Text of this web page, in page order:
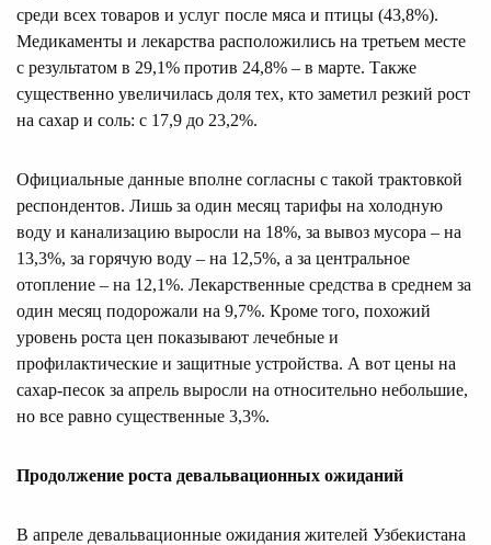
среди всех товаров и услуг после мяса и птицы (43,8%).
Медикаменты и лекарства расположились на третьем месте
с результатом в 29,1% против 24,8% – в марте. Также
существенно увеличилась доля тех, кто заметил резкий рост
на сахар и соль: с 17,9 до 23,2%.
Официальные данные вполне согласны с такой трактовкой
респондентов. Лишь за один месяц тарифы на холодную
воду и канализацию выросли на 18%, за вывоз мусора – на
13,3%, за горячую воду – на 12,5%, а за центральное
отопление – на 12,1%. Лекарственные средства в среднем за
один месяц подорожали на 9,7%. Кроме того, похожий
уровень роста цен показывают лечебные и
профилактические и защитные устройства. А вот цены на
сахар-песок за апрель выросли на относительно небольшие,
но все равно существенные 3,3%.
Продолжение роста девальвационных ожиданий
В апреле девальвационные ожидания жителей Узбекистана